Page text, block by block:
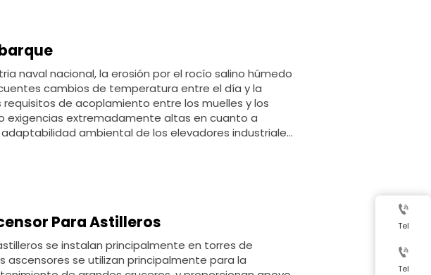
naval nacional, la erosión por el rocío salino húmedo
cambios de temperatura entre el día y la
de acoplamiento entre los muelles y los
exigencias extremadamente altas en cuanto a
ambiental de los elevadores industriales
de servicios locales con gran experiencia en el
navales, nuestras soluciones personalizadas de
para buques para clientes nacionales se están
Para Astilleros
se instalan principalmente en torres de
ascensores se utilizan principalmente para la

Tel

Tel